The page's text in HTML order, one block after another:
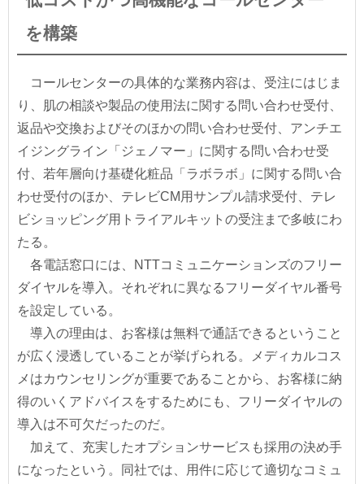
を構築
コールセンターの具体的な業務内容は、受注にはじま
り、肌の相談や製品の使用法に関する問い合わせ受付、
返品や交換およびそのほかの問い合わせ受付、アンチエ
イジングライン「ジェノマー」に関する問い合わせ受
付、若年層向け基礎化粧品「ラボラボ」に関する問い合
わせ受付のほか、テレビCM用サンプル請求受付、テレ
ビショッピング用トライアルキットの受注まで多岐にわ
たる。
各電話窓口には、NTTコミュニケーションズのフリー
ダイヤルを導入。それぞれに異なるフリーダイヤル番号
を設定している。
導入の理由は、お客様は無料で通話できるということ
が広く浸透していることが挙げられる。メディカルコス
メはカウンセリングが重要であることから、お客様に納
得のいくアドバイスをするためにも、フリーダイヤルの
導入は不可欠だったのだ。
加えて、充実したオプションサービスも採用の決め手
になったという。同社では、用件に応じて適切なコミュ